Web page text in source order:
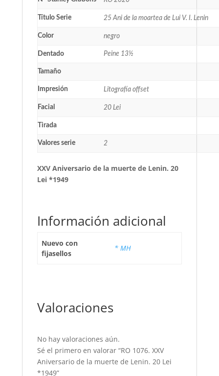
Título Serie 25 Ani de la moartea de Lui V. I. Lenin
Color negro
Dentado Peine 13½
Tamaño
Impresión Litografía offset
Facial 20 Lei
Tirada
Valores serie 2
XXV Aniversario de la muerte de Lenin. 20
Lei *1949
Información adicional
Nuevo con
fijasellos
* MH
Valoraciones
No hay valoraciones aún.
Sé el primero en valorar “RO 1076. XXV
Aniversario de la muerte de Lenin. 20 Lei
*1949”